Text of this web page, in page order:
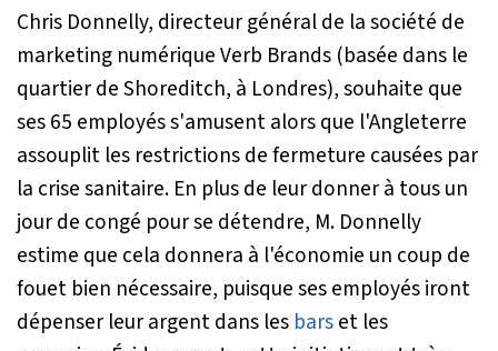
Chris Donnelly, directeur général de la société de
marketing numérique Verb Brands (basée dans le
quartier de Shoreditch, à Londres), souhaite que
ses 65 employés s'amusent alors que l'Angleterre
assouplit les restrictions de fermeture causées par
la crise sanitaire. En plus de leur donner à tous un
jour de congé pour se détendre, M. Donnelly
estime que cela donnera à l'économie un coup de
fouet bien nécessaire, puisque ses employés iront
dépenser leur argent dans les barset les